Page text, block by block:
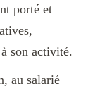
porté et
son activité.
au salarié